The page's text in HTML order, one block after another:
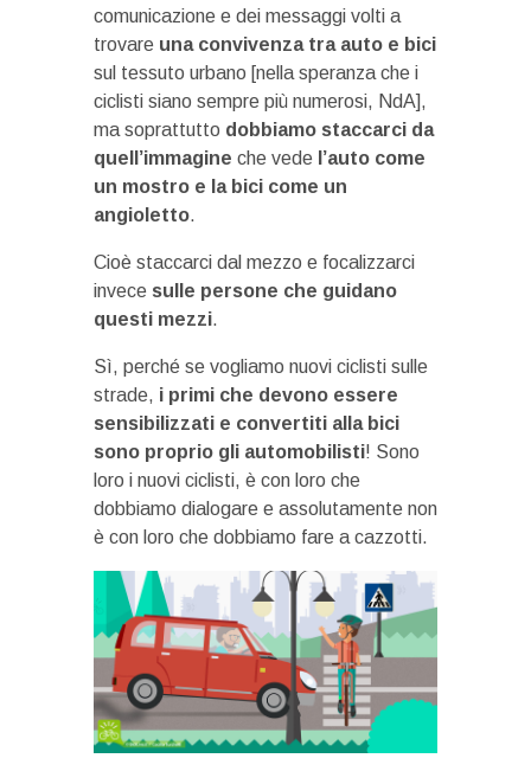
comunicazione e dei messaggi volti a
trovare una convivenza tra auto e bici
sul tessuto urbano [nella speranza che i
ciclisti siano sempre più numerosi, NdA],
ma soprattutto dobbiamo staccarci da
quell’immagine che vede l’auto come
un mostro e la bici come un
angioletto.
Cioè staccarci dal mezzo e focalizzarci
invece sulle persone che guidano
questi mezzi.
Sì, perché se vogliamo nuovi ciclisti sulle
strade, i primi che devono essere
sensibilizzati e convertiti alla bici
sono proprio gli automobilisti! Sono
loro i nuovi ciclisti, è con loro che
dobbiamo dialogare e assolutamente non
è con loro che dobbiamo fare a cazzotti.